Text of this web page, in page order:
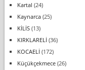
Kartal (24)
Kaynarca(25)
KİLİS(13)
KIRKLARELİ (36)
KOCAELİ (172)
Küçükçekmece(26)